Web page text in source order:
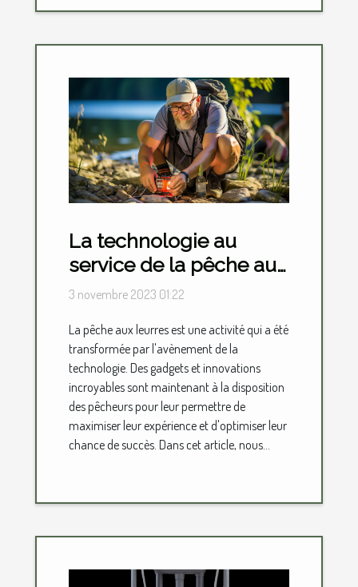
La technologie au
service de la pêche aux
leurres : gadgets et
3 novembre 2023 01:22
La pêche aux leurres est une activité qui a été
transformée par l'avènement de la
technologie. Des gadgets et innovations
incroyables sont maintenant à la disposition
des pêcheurs pour leur permettre de
maximiser leur expérience et d'optimiser leur
chance de succès. Dans cet article, nous...